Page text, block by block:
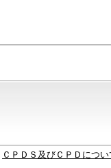
ＣＰＤＳ及びＣＰＤにつ